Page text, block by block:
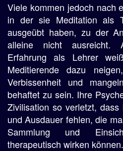
Viele kommen jedoch nach
in der sie Meditation als
ausgeübt haben, zu der
alleine nicht ausreicht.
Erfahrung als Lehrer
Meditierende dazu
Verbissenheit und
behaftet zu sein. Ihre
Zivilisation so verletzt,
und Ausdauer fehlen, die
Sammlung und
therapeutisch wirken können.